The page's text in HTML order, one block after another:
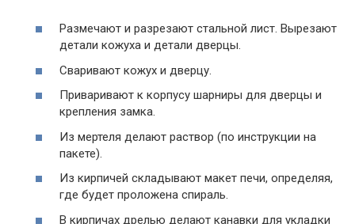
Размечают и разрезают стальной лист. Вырезают
детали кожуха и детали дверцы.
Сваривают кожух и дверцу.
Приваривают к корпусу шарниры для дверцы и
крепления замка.
Из мертеля делают раствор (по инструкции на
пакете).
Из кирпичей складывают макет печи, определяя,
где будет проложена спираль.
В кирпичах дрелью делают канавки для укладки